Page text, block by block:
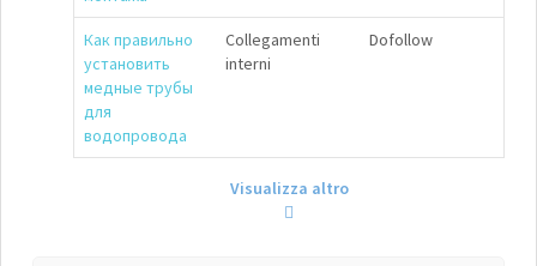
Как правильно
установить
медные трубы
для
водопровода
Collegamenti
interni
Dofollow
Visualizza altro